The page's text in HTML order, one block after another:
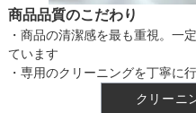
インナー
商品品質のこだわり
・商品の清潔感を最も重視。一
ています
・専用のクリーニングを丁寧に
クリーニ